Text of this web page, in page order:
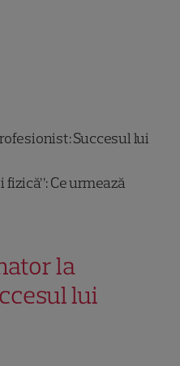
Succesul lui
Ce urmează
la
lui